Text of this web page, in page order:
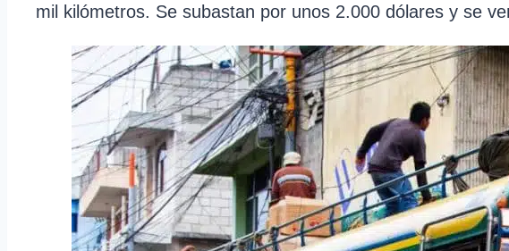
mil kilómetros. Se subastan por unos 2.000 dólares y se